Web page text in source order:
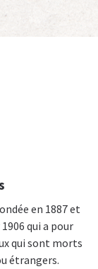
en 1887 et
qui a pour
qui sont morts
étrangers.